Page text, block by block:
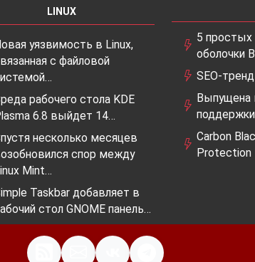
LINUX
уязвимость в Linux,
с файловой
рабочего стола KDE
6.8 выйдет 14…
несколько месяцев
спор между
Mint…
Taskbar добавляет в
стол GNOME панель…
5 простых
оболочки
SEO-
Выпущена
Carbon
Protection